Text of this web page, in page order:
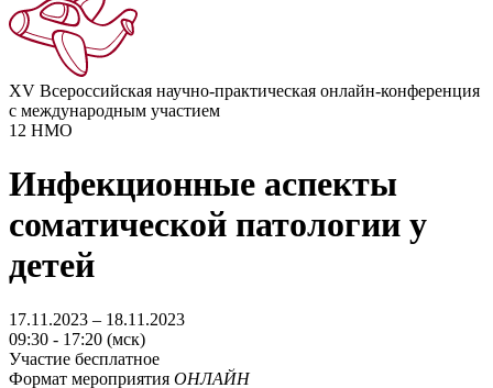
XV Всероссийская научно-практическая онлайн-конференция
с международным участием
12 НМО
Инфекционные аспекты
соматической патологии у
детей
17.11.2023 – 18.11.2023
09:30 - 17:20 (мск)
Участие бесплатное
Формат мероприятия ОНЛАЙН